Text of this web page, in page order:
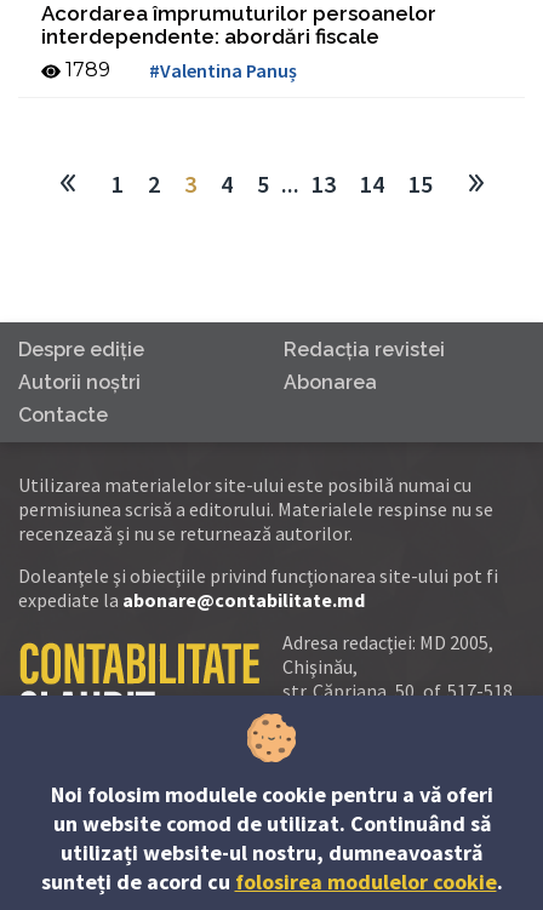
Acordarea împrumuturilor persoanelor
interdependente: abordări fiscale
1789 #Valentina Panuș
1 2 3 4 5 ... 13 14 15
Despre ediţie
Redacţia revistei
Autorii noştri
Abonarea
Contacte
Utilizarea materialelor site-ului este posibilă numai cu
permisiunea scrisă a editorului. Materialele respinse nu se
recenzează și nu se returnează autorilor.
Doleanţele şi obiecţiile privind funcţionarea site-ului pot fi
expediate la abonare@contabilitate.md
Adresa redacţiei: MD 2005,
Chişinău,
str. Căpriana, 50, of. 517-518
tel.:
tel./fax:
e-mail:
abonare@contabilitate.md
newsletter:
contabilitate@
Noi folosim modulele cookie pentru a vă oferi
un website comod de utilizat. Continuând să
utilizați website-ul nostru, dumneavoastră
sunteți de acord cu folosirea modulelor cookie.